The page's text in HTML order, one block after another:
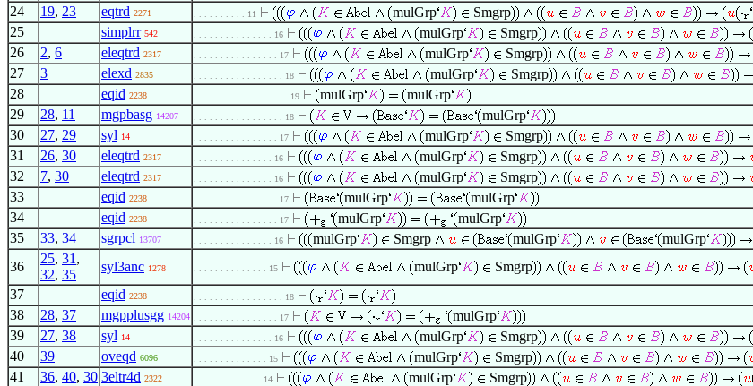
24
19, 23 eqtrd 2271 . . . . . . . . . . 11 mulGrp
Smgrp
25
simplrr 542 . . . . . . . . . . . . . . . 16 mulGrp Smgrp
26
2, 6 eleqtrd 2317 . . . . . . . . . . . . . . . . 17 mulGrp
Smgrp
27
3 elexd 2835 . . . . . . . . . . . . . . . . . 18 mulGrp
Smgrp
28
eqid 2238 . . . . . . . . . . . . . . . . . . 19 mulGrp
mulGrp
29
28, 11 mgpbasg 14207 . . . . . . . . . . . . . . . . . 18
mulGrp
30
27, 29 syl 14 . . . . . . . . . . . . . . . . 17 mulGrp Smgrp
31
26, 30 eleqtrd 2317 . . . . . . . . . . . . . . . 16 mulGrp Smgrp
32
7, 30 eleqtrd 2317 . . . . . . . . . . . . . . . 16 mulGrp Smgrp
33
eqid 2238 . . . . . . . . . . . . . . . . 17 mulGrp
mulGrp
34
eqid 2238 . . . . . . . . . . . . . . . . 17 mulGrp
mulGrp
35
33, 34 sgrpcl 13707 . . . . . . . . . . . . . . . 16 mulGrp Smgrp mulGrp mulGrp
36
25, 31 ,
32, 35
syl3anc 1278 . . . . . . . . . . . . . . 15 mulGrp Smgrp
37
eqid 2238 . . . . . . . . . . . . . . . . . 18
38 28, 37 mgpplusgg 14204 . . . . . . . . . . . . . . . . 17
mulGrp
39
27, 38 syl 14 . . . . . . . . . . . . . . . 16 mulGrp Smgrp
40
39 oveqd 6096 . . . . . . . . . . . . . . 15 mulGrp Smgrp
41
36, 40, 30 3eltr4d 2322 . . . . . . . . . . . . . 14 mulGrp
Smgrp